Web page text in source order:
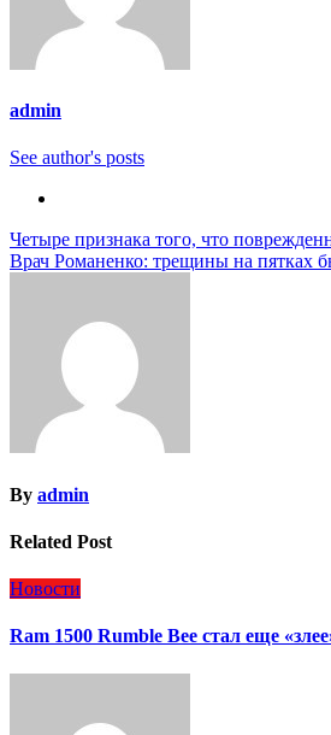
admin
See author's posts
Навигация
по
Четыре признака того, что
Врач Романенко: трещины на пятках
By admin
Related Post
Новости
Ram 1500 Rumble Bee стал еще